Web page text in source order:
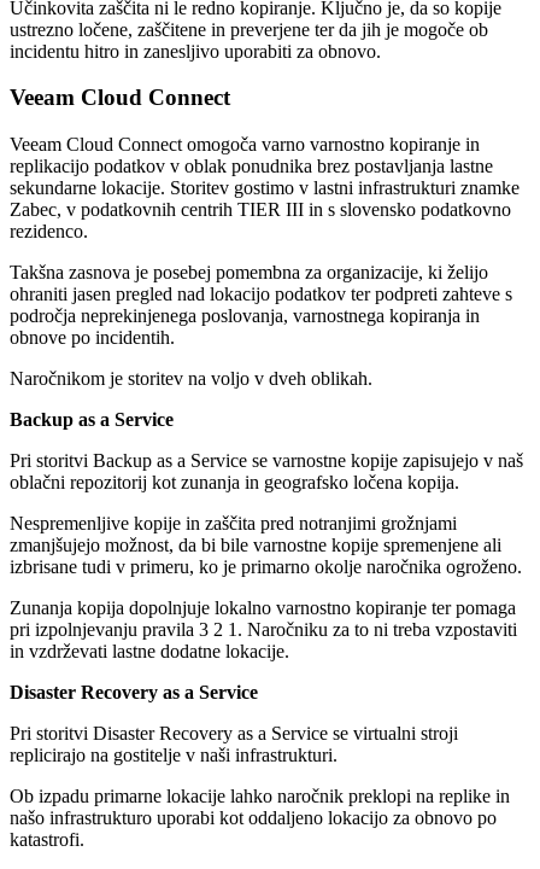
Učinkovita zaščita ni le redno kopiranje. Ključno je, da so kopije
ustrezno ločene, zaščitene in preverjene ter da jih je mogoče ob
incidentu hitro in zanesljivo uporabiti za obnovo.
Veeam Cloud Connect
Veeam Cloud Connect omogoča varno varnostno kopiranje in
replikacijo podatkov v oblak ponudnika brez postavljanja lastne
sekundarne lokacije. Storitev gostimo v lastni infrastrukturi znamke
Zabec, v podatkovnih centrih TIER III in s slovensko podatkovno
rezidenco.
Takšna zasnova je posebej pomembna za organizacije, ki želijo
ohraniti jasen pregled nad lokacijo podatkov ter podpreti zahteve s
področja neprekinjenega poslovanja, varnostnega kopiranja in
obnove po incidentih.
Naročnikom je storitev na voljo v dveh oblikah.
Backup as a Service
Pri storitvi Backup as a Service se varnostne kopije zapisujejo v naš
oblačni repozitorij kot zunanja in geografsko ločena kopija.
Nespremenljive kopije in zaščita pred notranjimi grožnjami
zmanjšujejo možnost, da bi bile varnostne kopije spremenjene ali
izbrisane tudi v primeru, ko je primarno okolje naročnika ogroženo.
Zunanja kopija dopolnjuje lokalno varnostno kopiranje ter pomaga
pri izpolnjevanju pravila 3 2 1. Naročniku za to ni treba vzpostaviti
in vzdrževati lastne dodatne lokacije.
Disaster Recovery as a Service
Pri storitvi Disaster Recovery as a Service se virtualni stroji
replicirajo na gostitelje v naši infrastrukturi.
Ob izpadu primarne lokacije lahko naročnik preklopi na replike in
našo infrastrukturo uporabi kot oddaljeno lokacijo za obnovo po
katastrofi.